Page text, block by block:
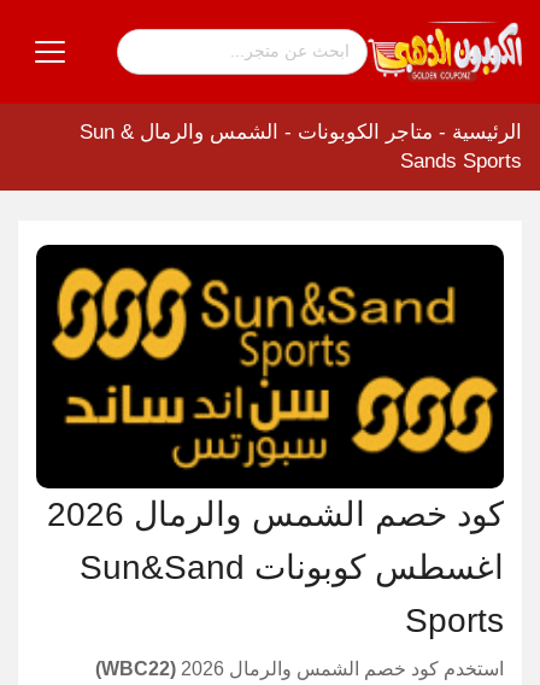
الرئيسية - متاجر الكوبونات -
الشمس والرمال Sun &
Sands Sports
كود خصم الشمس والرمال 2026
اغسطس كوبونات Sun&Sand
Sports
استخدم كود خصم الشمس والرمال 2026
(WBC22)